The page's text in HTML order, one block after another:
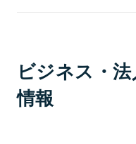
ビジネス・
情報